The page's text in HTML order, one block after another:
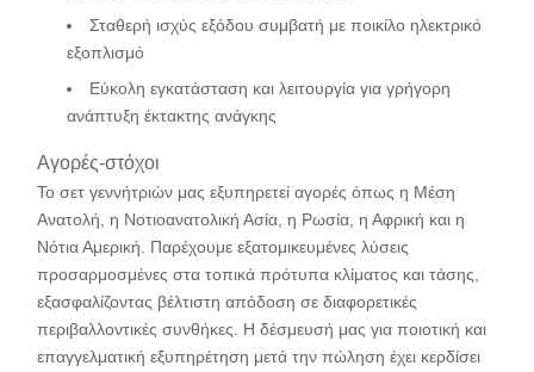
Σταθερή ισχύς εξόδου συμβατή με ποικίλο ηλεκτρικό
εξοπλισμό
Εύκολη εγκατάσταση και λειτουργία για γρήγορη
ανάπτυξη έκτακτης ανάγκης
Αγορές-στόχοι
Το σετ γεννήτριών μας εξυπηρετεί αγορές όπως η Μέση
Ανατολή, η Νοτιοανατολική Ασία, η Ρωσία, η Αφρική και η
Νότια Αμερική. Παρέχουμε εξατομικευμένες λύσεις
προσαρμοσμένες στα τοπικά πρότυπα κλίματος και τάσης,
εξασφαλίζοντας βέλτιστη απόδοση σε διαφορετικές
περιβαλλοντικές συνθήκες. Η δέσμευσή μας για ποιοτική και
επαγγελματική εξυπηρέτηση μετά την πώληση έχει κερδίσει